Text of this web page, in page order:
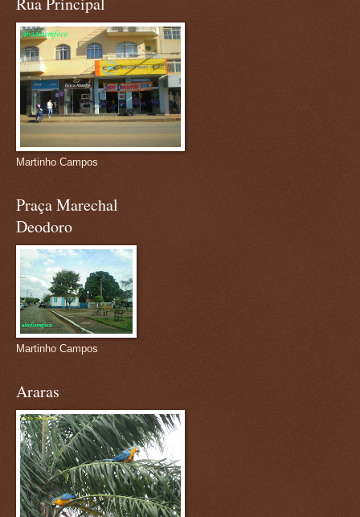
Martinho Campos
Praça Marechal
Deodoro
Martinho Campos
Araras